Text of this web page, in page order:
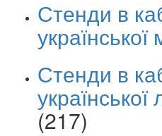
Стенди в
української
Стенди в
української
(217)